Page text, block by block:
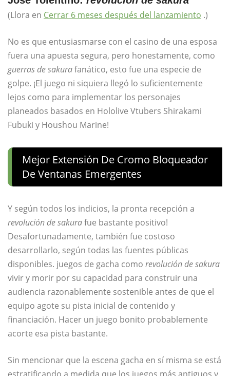
(Llora en Cerrar 6 meses después del lanzamiento .)
No es que entusiasmarse con el casino de una esposa
fuera una apuesta segura, pero honestamente, como
guerras de sakurafanático, esto fue una especie de
golpe. ¡El juego ni siquiera llegó lo suficientemente
lejos como para implementar los personajes
planeados basados ​​en Hololive Vtubers Shirakami
Fubuki y Houshou Marine!
Mejor Extensión De Cromo Bloqueador
De Ventanas Emergentes
Y según todos los indicios, la pronta recepción a
revolución de sakurafue bastante positivo!
Desafortunadamente, también fue costoso
desarrollarlo, según todas las fuentes públicas
disponibles. juegos de gacha como revolución de sakura
vivir y morir por su capacidad para construir una
audiencia razonablemente sostenible antes de que el
equipo agote su pista inicial de contenido y
financiación. Hacer un juego bonito probablemente
acorte esa pista bastante.
Sin mencionar que la escena gacha en sí misma se está